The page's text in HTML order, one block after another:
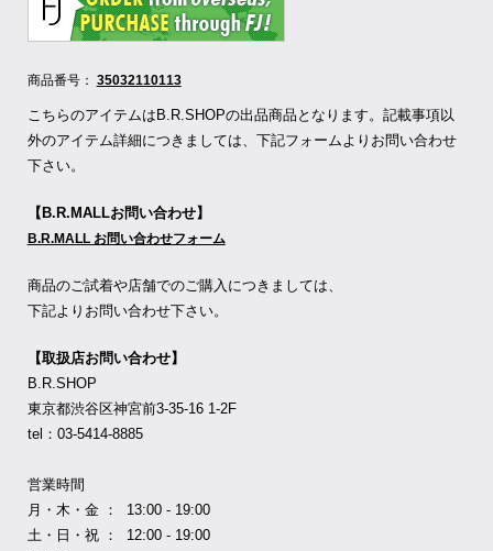
商品番号： 35032110113
こちらのアイテムはB.R.SHOPの出品商品となります。記載事項以
外のアイテム詳細につきましては、下記フォームよりお問い合わせ
下さい。
【B.R.MALLお問い合わせ】
B.R.MALL お問い合わせフォーム
商品のご試着や店舗でのご購入につきましては、
下記よりお問い合わせ下さい。
【取扱店お問い合わせ】
B.R.SHOP
東京都渋谷区神宮前3-35-16 1-2F
tel：03-5414-8885
営業時間
月・木・金 ： 13:00 - 19:00
土・日・祝 ： 12:00 - 19:00